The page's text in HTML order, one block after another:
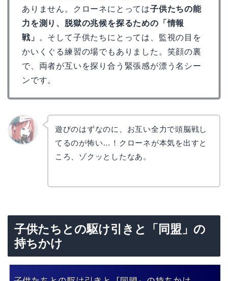
ありません。クローネにとっては子供たちの能
力を測り、脱獄の兆候を探るための「情報
戦」
。そして子供たちにとっては、監視の目を
かいくぐる練習の場でもありました。笑顔の裏
で、両者が互いを探り合う緊張感が漂う名シー
ンです。
遊びのはずなのに、お互い全力で頭脳戦し
てるのが怖い…！クローネが本気を出すと
ころ、ゾクッとしたなあ。
子供たちとの駆け引きと「同盟」の
持ちかけ